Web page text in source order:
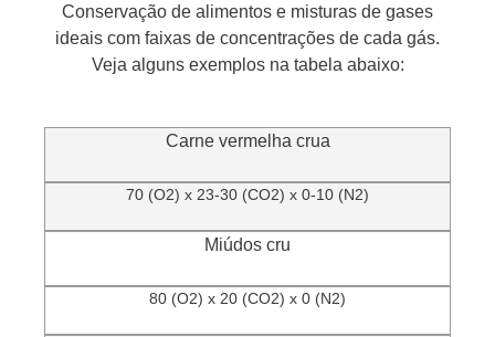
Conservação de alimentos e misturas de gases
ideais com faixas de concentrações de cada gás.
Veja alguns exemplos na tabela abaixo:
Carne vermelha crua
70 (O2) x 23-30 (CO2) x 0-10 (N2)
Miúdos cru
80 (O2) x 20 (CO2) x 0 (N2)